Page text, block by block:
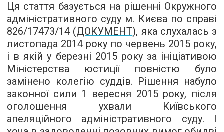
Ця стаття базується на рішенні Окружного
адміністративного суду м. Києва по справі
826/17473/14 (ДОКУМЕНТ), яка слухалась з
листопада 2014 року по червень 2015 року,
і в якій у березні 2015 року за ініціативою
Міністерства юстиції повністю було
замінено колегію суддів. Рішення набуло
законної сили 1 вересня 2015 року, після
оголошення ухвали Київського
апеляційного адміністративного суду. І